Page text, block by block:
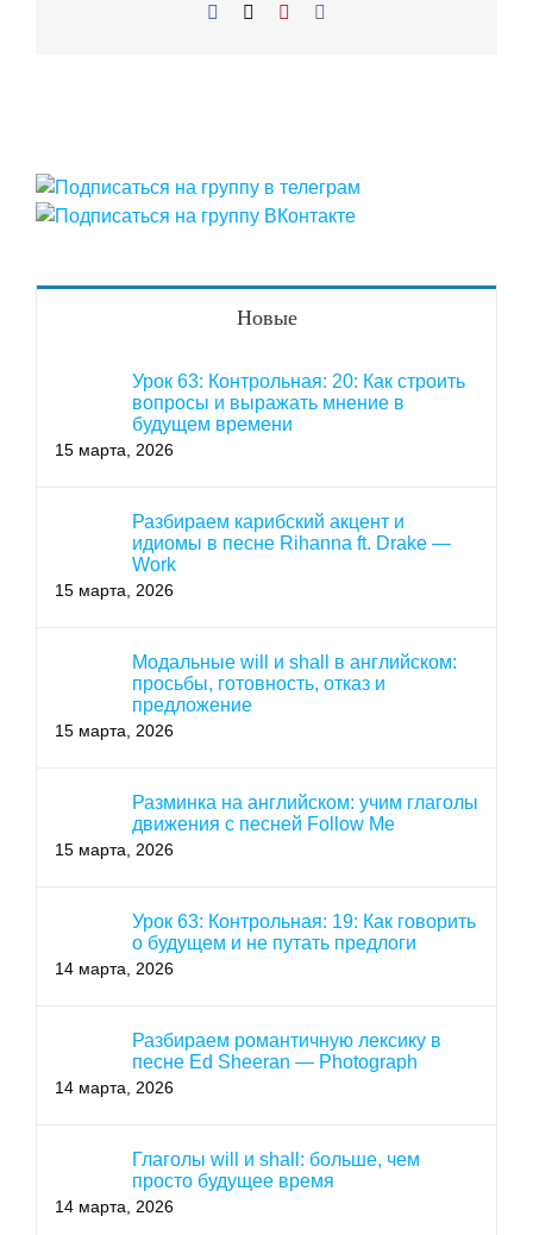
Facebook Pinterest
Новые
Урок 63: Контрольная: 20: Как строить
вопросы и выражать мнение в
будущем времени
15 марта, 2026
Разбираем карибский акцент и
идиомы в песне Rihanna ft. Drake —
Work
15 марта, 2026
Модальные will и shall в английском:
просьбы, готовность, отказ и
предложение
15 марта, 2026
Разминка на английском: учим глаголы
движения с песней Follow Me
15 марта, 2026
Урок 63: Контрольная: 19: Как говорить
о будущем и не путать предлоги
14 марта, 2026
Разбираем романтичную лексику в
песне Ed Sheeran — Photograph
14 марта, 2026
Глаголы will и shall: больше, чем
просто будущее время
14 марта, 2026